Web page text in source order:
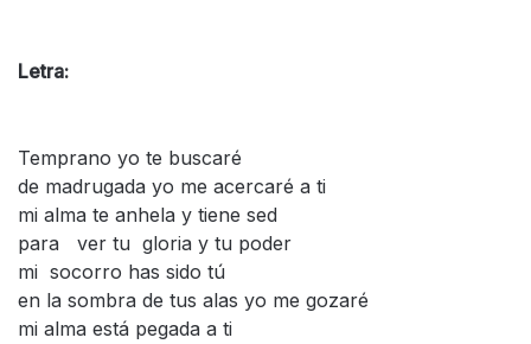
Letra:
Temprano yo te buscaré
de madrugada yo me acercaré a ti
mi alma te anhela y tiene sed
para ver tu gloria y tu poder
mi socorro has sido tú
en la sombra de tus alas yo me gozaré
mi alma está pegada a ti